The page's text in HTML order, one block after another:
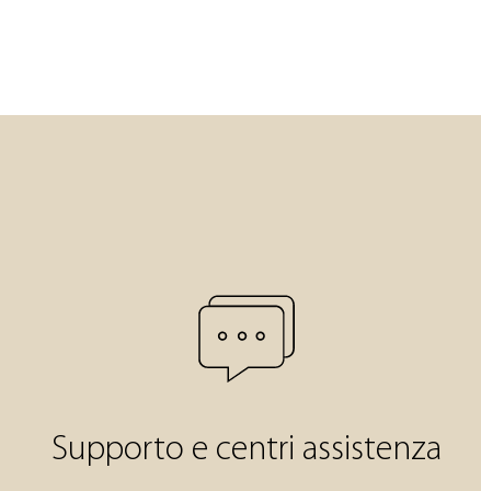
Supporto e centri assistenza